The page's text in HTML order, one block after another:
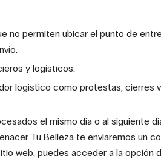
permiten ubicar el punto de
y logísticos.
logístico como protestas,
el mismo día o al siguiente
Tu Belleza te enviaremos un
web, puedes acceder a la opción